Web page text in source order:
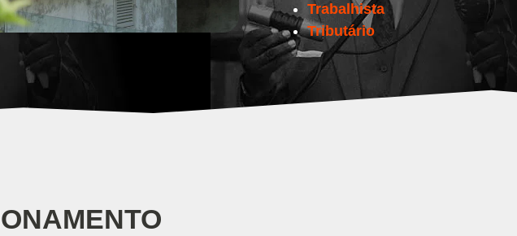
Trabalhista
Tributário